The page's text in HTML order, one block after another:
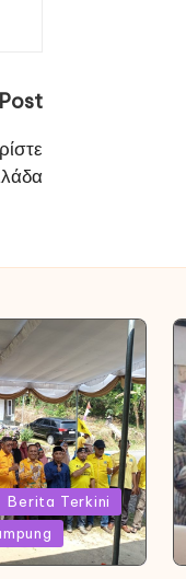
Berita Terkini